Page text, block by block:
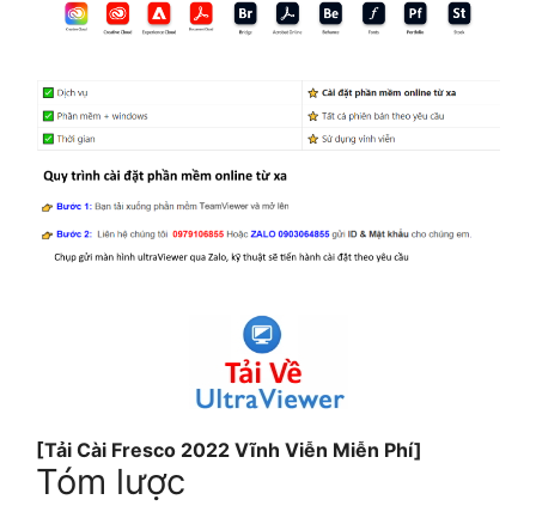
[Tải Cài Fresco 2022 Vĩnh Viễn Miễn Phí]
Tóm lược